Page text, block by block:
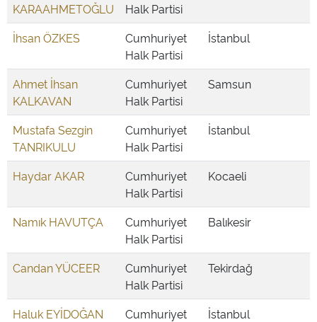
KARAAHMETOĞLU
Halk Partisi
İhsan ÖZKES
Cumhuriyet
Halk Partisi
İstanbul
Ahmet İhsan
KALKAVAN
Cumhuriyet
Halk Partisi
Samsun
Mustafa Sezgin
TANRIKULU
Cumhuriyet
Halk Partisi
İstanbul
Haydar AKAR
Cumhuriyet
Halk Partisi
Kocaeli
Namık HAVUTÇA
Cumhuriyet
Halk Partisi
Balıkesir
Candan YÜCEER
Cumhuriyet
Halk Partisi
Tekirdağ
Haluk EYİDOĞAN
Cumhuriyet
İstanbul